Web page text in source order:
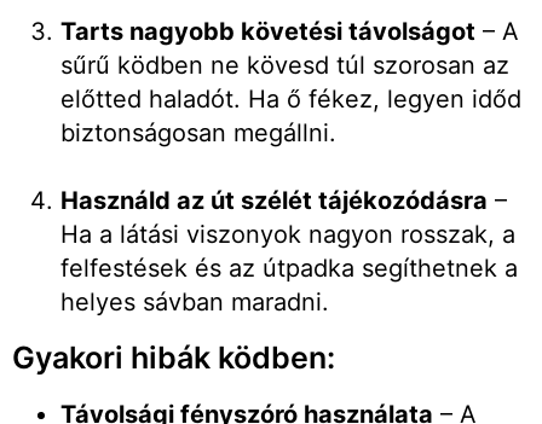
Tarts nagyobb követési távolságot – A
sűrű ködben ne kövesd túl szorosan az
előtted haladót. Ha ő fékez, legyen időd
biztonságosan megállni.
Használd az út szélét tájékozódásra –
Ha a látási viszonyok nagyon rosszak, a
felfestések és az útpadka segíthetnek a
helyes sávban maradni.
Gyakori hibák ködben:
Távolsági fényszóró használata – A